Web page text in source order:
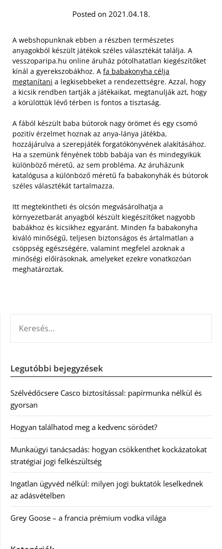
Posted on 2021.04.18.
A webshopunknak ebben a részben természetes
anyagokból készült játékok széles választékát találja. A
vesszoparipa.hu online áruház pótolhatatlan kiegészítőket
kínál a gyerekszobákhoz. A fa babakonyha célja
megtanítani a legkisebbeket a rendezettségre. Azzal, hogy
a kicsik rendben tartják a játékaikat, megtanulják azt, hogy
a körülöttük lévő térben is fontos a tisztaság.
A fából készült baba bútorok nagy örömet és egy csomó
pozitív érzelmet hoznak az anya-lánya játékba,
hozzájárulva a szerepjáték forgatókönyvének alakításához.
Ha a szemünk fényének több babája van és mindegyikük
különböző méretű, az sem probléma. Az áruházunk
katalógusa a különböző méretű fa babakonyhák és bútorok
széles választékát tartalmazza.
Itt megtekintheti és olcsón megvásárolhatja a
környezetbarát anyagból készült kiegészítőket nagyobb
babákhoz és kicsikhez egyaránt. Minden fa babakonyha
kiváló minőségű, teljesen biztonságos és ártalmatlan a
csöppség egészségére, valamint megfelel azoknak a
minőségi előírásoknak, amelyeket ezekre vonatkozóan
meghatároztak.
Legutóbbi bejegyzések
Szélvédőcsere Casco biztosítással: papírmunka nélkül és
gyorsan
Hogyan találhatod meg a kedvenc sörödet?
Munkaügyi tanácsadás: hogyan csökkenthet kockázatokat
stratégiai jogi felkészültség
Ingatlan ügyvéd nélkül: milyen jogi buktatók leselkednek
az adásvételben
Grey Goose – a francia prémium vodka világa